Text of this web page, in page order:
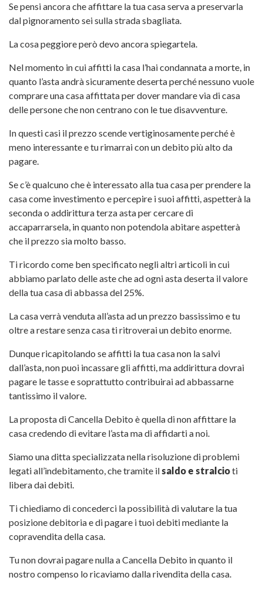
Se pensi ancora che affittare la tua casa serva a preservarla
dal pignoramento sei sulla strada sbagliata.
La cosa peggiore però devo ancora spiegartela.
Nel momento in cui affitti la casa l’hai condannata a morte, in
quanto l’asta andrà sicuramente deserta perché nessuno vuole
comprare una casa affittata per dover mandare via di casa
delle persone che non centrano con le tue disavventure.
In questi casi il prezzo scende vertiginosamente perché è
meno interessante e tu rimarrai con un debito più alto da
pagare.
Se c’è qualcuno che è interessato alla tua casa per prendere la
casa come investimento e percepire i suoi affitti, aspetterà la
seconda o addirittura terza asta per cercare di
accaparrarsela, in quanto non potendola abitare aspetterà
che il prezzo sia molto basso.
Ti ricordo come ben specificato negli altri articoli in cui
abbiamo parlato delle aste che ad ogni asta deserta il valore
della tua casa di abbassa del 25%.
La casa verrà venduta all’asta ad un prezzo bassissimo e tu
oltre a restare senza casa ti ritroverai un debito enorme.
Dunque ricapitolando se affitti la tua casa non la salvi
dall’asta, non puoi incassare gli affitti, ma addirittura dovrai
pagare le tasse e soprattutto contribuirai ad abbassarne
tantissimo il valore.
La proposta di Cancella Debito è quella di non affittare la
casa credendo di evitare l’asta ma di affidarti a noi.
Siamo una ditta specializzata nella risoluzione di problemi
legati all’indebitamento, che tramite il saldo e stralcioti
libera dai debiti.
Ti chiediamo di concederci la possibilità di valutare la tua
posizione debitoria e di pagare i tuoi debiti mediante la
copravendita della casa.
Tu non dovrai pagare nulla a Cancella Debito in quanto il
nostro compenso lo ricaviamo dalla rivendita della casa.